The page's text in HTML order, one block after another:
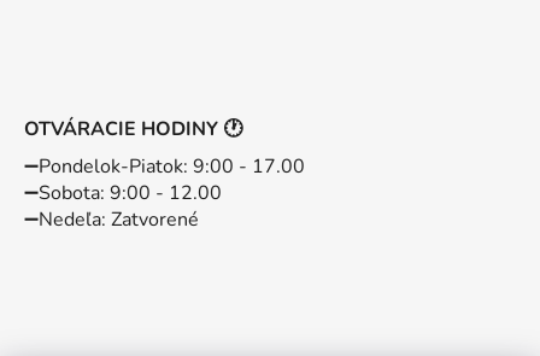
OTVÁRACIE HODINY 🕐
➖️Pondelok-Piatok: 9:00 - 17.00
➖️Sobota: 9:00 - 12.00
➖️Nedeľa: Zatvorené